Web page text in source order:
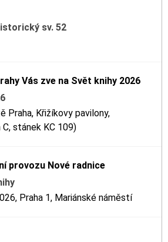
sv. 52
Vás zve na Svět knihy 2026
Praha, Křižíkovy pavilony,
stánek KC 109)
provozu Nové radnice
Praha 1, Mariánské náměstí